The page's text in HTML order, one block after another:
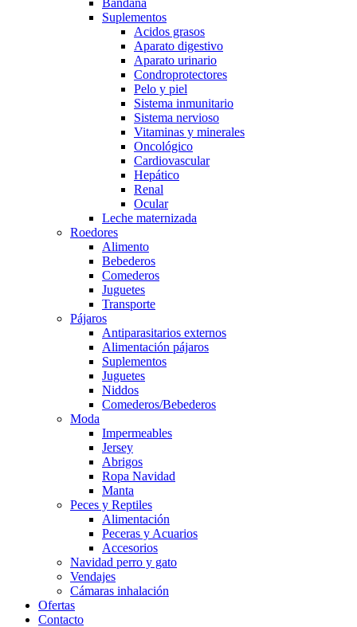
Bandana
Suplementos
Acidos grasos
Aparato digestivo
Aparato urinario
Condroprotectores
Pelo y piel
Sistema inmunitario
Sistema nervioso
Vitaminas y minerales
Oncológico
Cardiovascular
Hepático
Renal
Ocular
Leche maternizada
Roedores
Alimento
Bebederos
Comederos
Juguetes
Transporte
Pájaros
Antiparasitarios externos
Alimentación pájaros
Suplementos
Juguetes
Niddos
Comederos/Bebederos
Moda
Impermeables
Jersey
Abrigos
Ropa Navidad
Manta
Peces y Reptiles
Alimentación
Peceras y Acuarios
Accesorios
Navidad perro y gato
Vendajes
Cámaras inhalación
Ofertas
Contacto